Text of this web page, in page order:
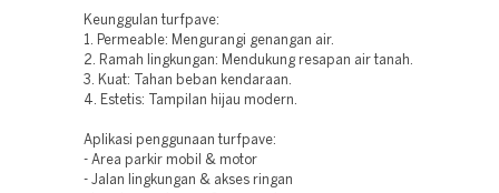
Keunggulan turfpave:
1. Permeable: Mengurangi genangan air.
2. Ramah lingkungan: Mendukung resapan air tanah.
3. Kuat: Tahan beban kendaraan.
4. Estetis: Tampilan hijau modern.
Aplikasi penggunaan turfpave:
- Area parkir mobil & motor
- Jalan lingkungan & akses ringan